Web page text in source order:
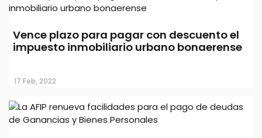
Vence plazo para pagar con descuento el
impuesto inmobiliario urbano bonaerense
17 Feb, 2022